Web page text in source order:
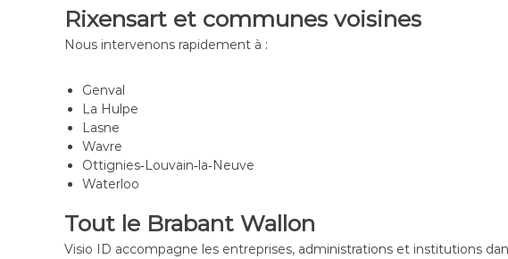
Rixensart et communes voisines
Nous intervenons rapidement à :
Genval
La Hulpe
Lasne
Wavre
Ottignies‑Louvain‑la‑Neuve
Waterloo
Tout le Brabant Wallon
Visio ID accompagne les entreprises, administrations et institutions